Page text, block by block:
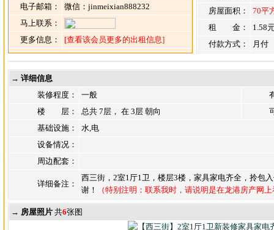
电子邮箱：
微信：jinmeixian888232
马上联系：
更多信息：
[查看该会员更多的出租信息]
房屋面积：
70平
租 金：
1.58
付款方式：
月付
→ 详细信息
装修程度：
一般
楼 层：
总共 7层， 在 3层 朝向
基础设施：
水,电
设备情况：
周边配套：
详细备注：
西三街，2室1厅1卫，楼层3楼，家具家电齐全，拎包
谢！
（特别注明：联系我时，请说明是在龙港房产网
→ 房屋照片 共6张图